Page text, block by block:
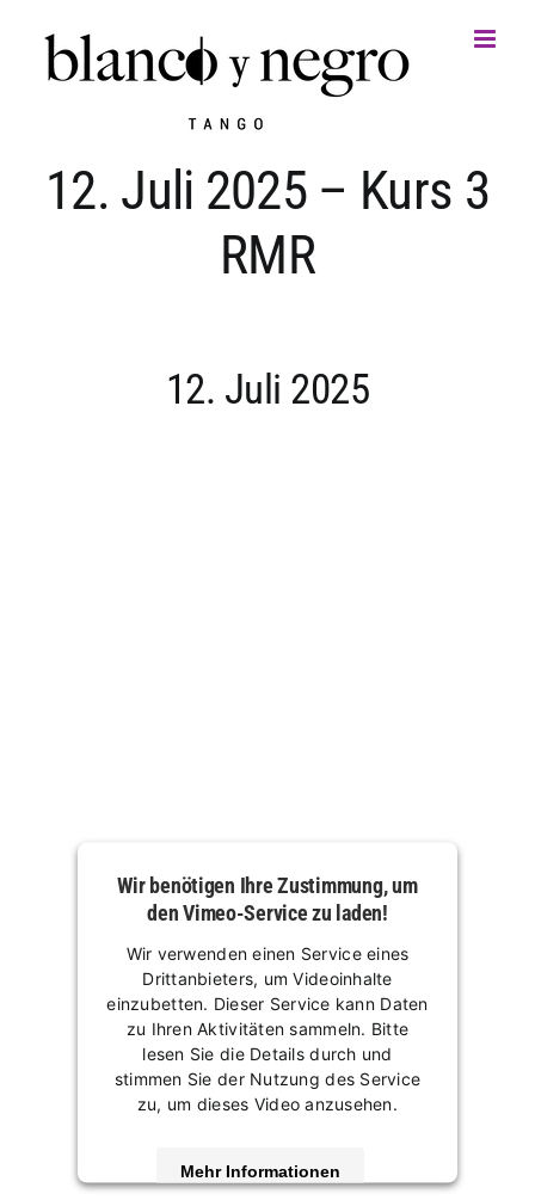
springen
12. Juli 2025 – Kurs 3
RMR
12. Juli 2025
Wir benötigen Ihre Zustimmung, um
den Vimeo-Service zu laden!
Wir verwenden einen Service eines
Drittanbieters, um Videoinhalte
einzubetten. Dieser Service kann Daten
zu Ihren Aktivitäten sammeln. Bitte
lesen Sie die Details durch und
stimmen Sie der Nutzung des Service
zu, um dieses Video anzusehen.
Mehr Informationen